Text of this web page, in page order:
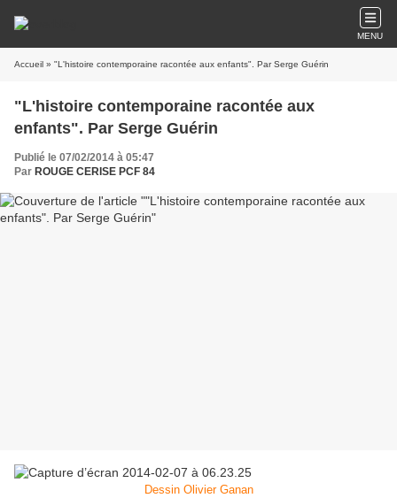
MENU
Accueil » "L'histoire contemporaine racontée aux enfants". Par Serge Guérin
"L'histoire contemporaine racontée aux
enfants". Par Serge Guérin
Publié le 07/02/2014 à 05:47
Par ROUGE CERISE PCF 84
Dessin Olivier Ganan